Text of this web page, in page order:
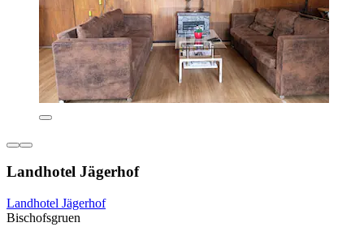
Landhotel Jägerhof
Landhotel Jägerhof
Bischofsgruen